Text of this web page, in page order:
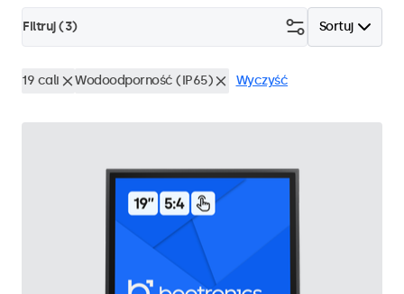
Sortuj
Filtruj (3)
19 cali Wodoodporność (IP65) Wyczyść